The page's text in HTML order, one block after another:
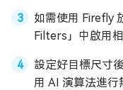
如需使用 Firefly
Filters」中啟用
設定好目標尺寸
用 AI 演算法進行